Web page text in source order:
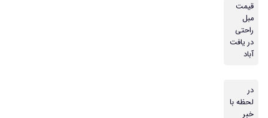
قیمت
مبل
راحتی
در یافت
آباد
در
لحظه با
خبر